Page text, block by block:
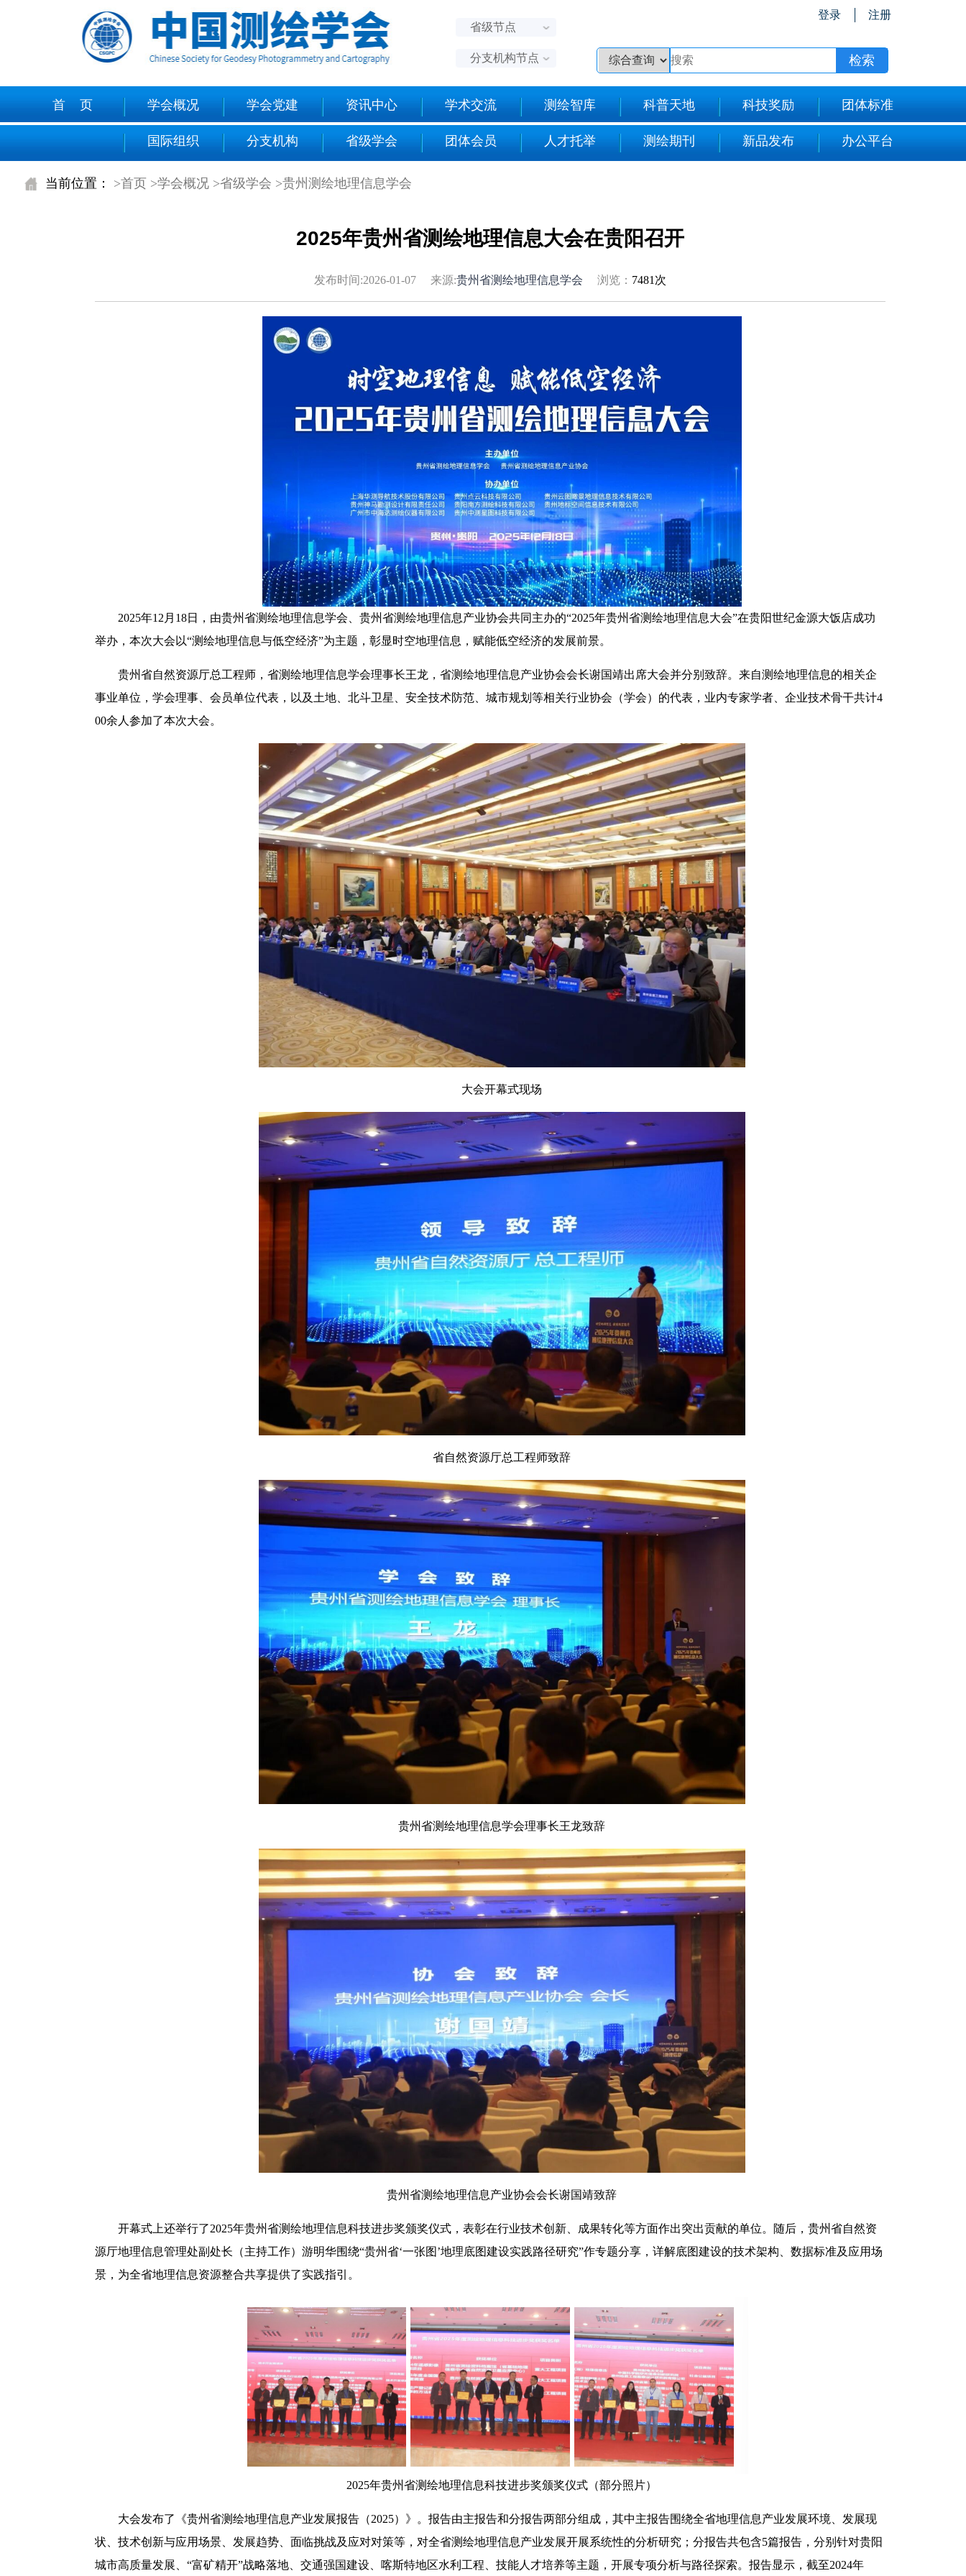
省级节点
分支机构节点
登录 注册
首 页 学会概况 学会党建 资讯中心 学术交流 测绘智库 科普天地 科技奖励 团体标准
国际组织 分支机构 省级学会 团体会员 人才托举 测绘期刊 新品发布 办公平台
当前位置： >首页 >学会概况 >省级学会 >贵州测绘地理信息学会
2025年贵州省测绘地理信息大会在贵阳召开
发布时间:2026-01-07 来源:贵州省测绘地理信息学会 浏览： 7481次
2025年12月18日，由贵州省测绘地理信息学会、贵州省测绘地理信息产业协会共同主办的“2025年贵州省测绘地理信息大会”在贵阳世纪金源大饭店成功
举办，本次大会以“测绘地理信息与低空经济”为主题，彰显时空地理信息，赋能低空经济的发展前景。
贵州省自然资源厅总工程师，省测绘地理信息学会理事长王龙，省测绘地理信息产业协会会长谢国靖出席大会并分别致辞。来自测绘地理信息的相关企
事业单位，学会理事、会员单位代表，以及土地、北斗卫星、安全技术防范、城市规划等相关行业协会（学会）的代表，业内专家学者、企业技术骨干共计4
00余人参加了本次大会。
大会开幕式现场
省自然资源厅总工程师致辞
贵州省测绘地理信息学会理事长王龙致辞
贵州省测绘地理信息产业协会会长谢国靖致辞
开幕式上还举行了2025年贵州省测绘地理信息科技进步奖颁奖仪式，表彰在行业技术创新、成果转化等方面作出突出贡献的单位。随后，贵州省自然资
源厅地理信息管理处副处长（主持工作）游明华围绕“贵州省‘一张图’地理底图建设实践路径研究”作专题分享，详解底图建设的技术架构、数据标准及应用场
景，为全省地理信息资源整合共享提供了实践指引。
2025年贵州省测绘地理信息科技进步奖颁奖仪式（部分照片）
大会发布了《贵州省测绘地理信息产业发展报告（2025）》。报告由主报告和分报告两部分组成，其中主报告围绕全省地理信息产业发展环境、发展现
状、技术创新与应用场景、发展趋势、面临挑战及应对对策等，对全省测绘地理信息产业发展开展系统性的分析研究；分报告共包含5篇报告，分别针对贵阳
城市高质量发展、“富矿精开”战略落地、交通强国建设、喀斯特地区水利工程、技能人才培养等主题，开展专项分析与路径探索。报告显示，截至2024年